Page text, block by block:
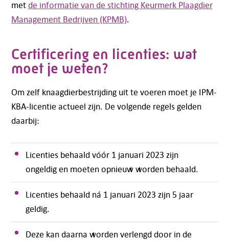
metde informatie van de stichting Keurmerk Plaagdier
Management Bedrijven (KPMB).
Certificering en licenties: wat
moet je weten?
Om zelf knaagdierbestrijding uit te voeren moet je IPM-
KBA-licentie actueel zijn. De volgende regels gelden
daarbij:
Licenties behaald vóór 1 januari 2023 zijn
ongeldig en moeten opnieuw worden behaald.
Licenties behaald ná 1 januari 2023 zijn 5 jaar
geldig.
Deze kan daarna worden verlengd door in de